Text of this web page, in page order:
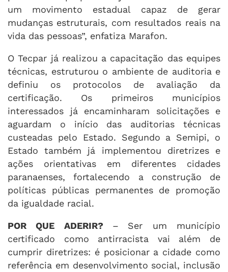
um movimento estadual capaz de gerar
mudanças estruturais, com resultados reais na
vida das pessoas”, enfatiza Marafon.
O Tecpar já realizou a capacitação das equipes
técnicas, estruturou o ambiente de auditoria e
definiu os protocolos de avaliação da
certificação. Os primeiros municípios
interessados já encaminharam solicitações e
aguardam o início das auditorias técnicas
custeadas pelo Estado. Segundo a Semipi, o
Estado também já implementou diretrizes e
ações orientativas em diferentes cidades
paranaenses, fortalecendo a construção de
políticas públicas permanentes de promoção
da igualdade racial.
POR QUE ADERIR? –
Ser um município
certificado como antirracista vai além de
cumprir diretrizes: é posicionar a cidade como
referência em desenvolvimento social, inclusão